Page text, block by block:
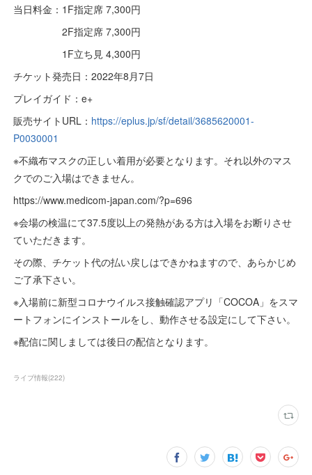
当日料金：1F指定席 7,300円
2F指定席 7,300円
1F立ち見 4,300円
チケット発売日：2022年8月7日
プレイガイド：e+
販売サイトURL： https://eplus.jp/sf/detail/3685620001-
P0030001
※不織布マスクの正しい着用が必要となります。それ以外のマス
クでのご入場はできません。
https://www.medicom-japan.com/?p=696
※会場の検温にて37.5度以上の発熱がある方は入場をお断りさせ
ていただきます。
その際、チケット代の払い戻しはできかねますので、あらかじめ
ご了承下さい。
※入場前に新型コロナウイルス接触確認アプリ「COCOA」をスマ
ートフォンにインストールをし、動作させる設定にして下さい。
※配信に関しましては後日の配信となります。
ライブ情報(222)